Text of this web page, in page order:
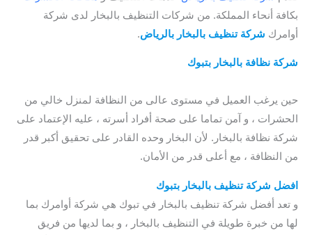
بكافة أنحاء المملكة. من شركات التنظيف بالبخار لدى شركة
أوامرك شركة تنظيف بالبخار بالرياض.
شركة نظافة بالبخار بتبوك
حين يرغب العميل في مستوى عالى من النظافة لمنزل خالي من
الحشرات ، و آمن تماما على صحة أفراد أسرته ، عليه الإعتماد على
شركة نظافة بالبخار. لأن البخار وحده القادر على تحقيق أكبر قدر
من النظافة ، مع أعلى قدر من الأمان.
افضل شركة تنظيف بالبخار بتبوك
و تعد أفضل شركة تنظيف بالبخار في تبوك هي شركة أوامرك بما
لها من خبرة طويلة في التنظيف بالبخار ، و بما لديها من فريق